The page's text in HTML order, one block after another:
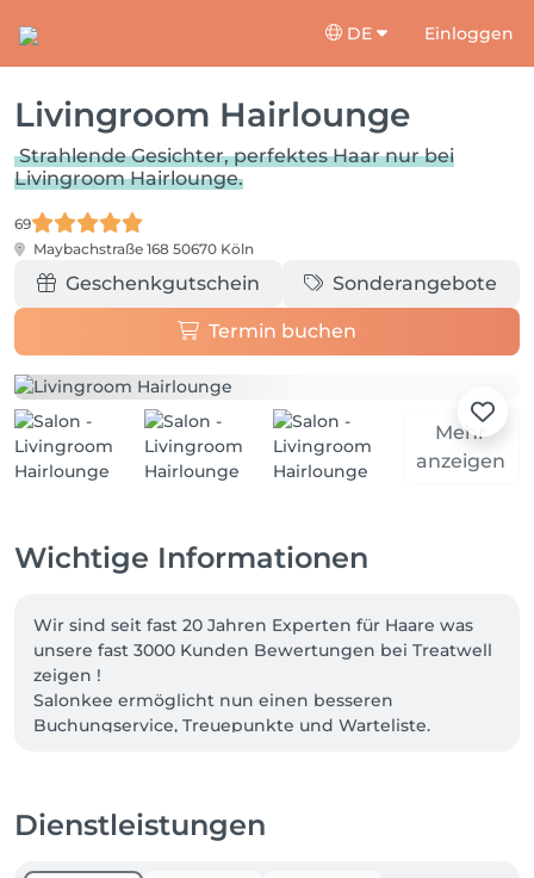
DE Einloggen
Livingroom Hairlounge
Strahlende Gesichter, perfektes Haar nur bei
Livingroom Hairlounge.
69
Maybachstraße 168 50670 Köln
Geschenkgutschein Sonderangebote
Termin buchen
Mehr
anzeigen
Wichtige Informationen
Wir sind seit fast 20 Jahren Experten für Haare was
unsere fast 3000 Kunden Bewertungen bei Treatwell
zeigen !
Salonkee ermöglicht nun einen besseren
Buchungservice, Treuepunkte und Warteliste.
Dienstleistungen